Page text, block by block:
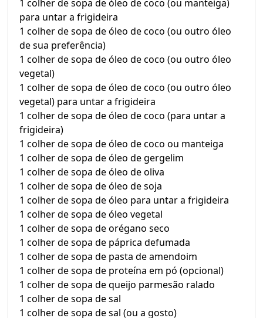
1 colher de sopa de óleo de coco (ou manteiga)
para untar a frigideira
1 colher de sopa de óleo de coco (ou outro óleo
de sua preferência)
1 colher de sopa de óleo de coco (ou outro óleo
vegetal)
1 colher de sopa de óleo de coco (ou outro óleo
vegetal) para untar a frigideira
1 colher de sopa de óleo de coco (para untar a
frigideira)
1 colher de sopa de óleo de coco ou manteiga
1 colher de sopa de óleo de gergelim
1 colher de sopa de óleo de oliva
1 colher de sopa de óleo de soja
1 colher de sopa de óleo para untar a frigideira
1 colher de sopa de óleo vegetal
1 colher de sopa de orégano seco
1 colher de sopa de páprica defumada
1 colher de sopa de pasta de amendoim
1 colher de sopa de proteína em pó (opcional)
1 colher de sopa de queijo parmesão ralado
1 colher de sopa de sal
1 colher de sopa de sal (ou a gosto)